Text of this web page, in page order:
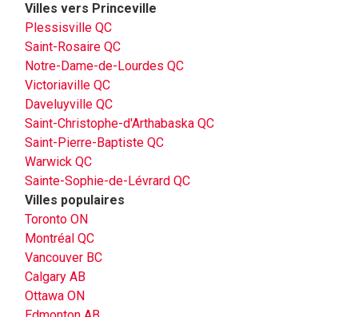
Villes vers Princeville
Plessisville QC
Saint-Rosaire QC
Notre-Dame-de-Lourdes QC
Victoriaville QC
Daveluyville QC
Saint-Christophe-d'Arthabaska QC
Saint-Pierre-Baptiste QC
Warwick QC
Sainte-Sophie-de-Lévrard QC
Villes populaires
Toronto ON
Montréal QC
Vancouver BC
Calgary AB
Ottawa ON